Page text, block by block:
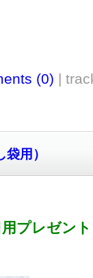
(0) |
用）
プレゼン